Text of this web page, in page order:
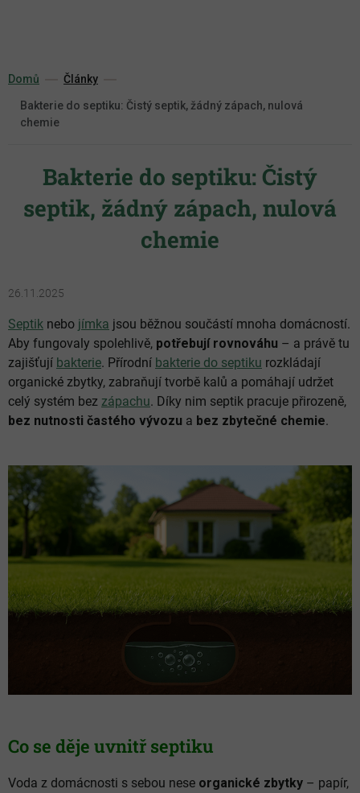
Domů Články
Bakterie do septiku: Čistý septik, žádný zápach, nulová
chemie
Bakterie do septiku: Čistý
septik, žádný zápach, nulová
chemie
26.11.2025
Septik nebo jímka jsou běžnou součástí mnoha domácností.
Aby fungovaly spolehlivě, potřebují rovnováhu – a právě tu
zajišťují bakterie. Přírodní bakterie do septiku rozkládají
organické zbytky, zabraňují tvorbě kalů a pomáhají udržet
celý systém bez zápachu. Díky nim septik pracuje přirozeně,
bez nutnosti častého vývozu a bez zbytečné chemie.
Co se děje uvnitř septiku
Voda z domácnosti s sebou nese organické zbytky – papír,